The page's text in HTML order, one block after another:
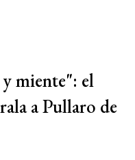
miente": el
a Pullaro de